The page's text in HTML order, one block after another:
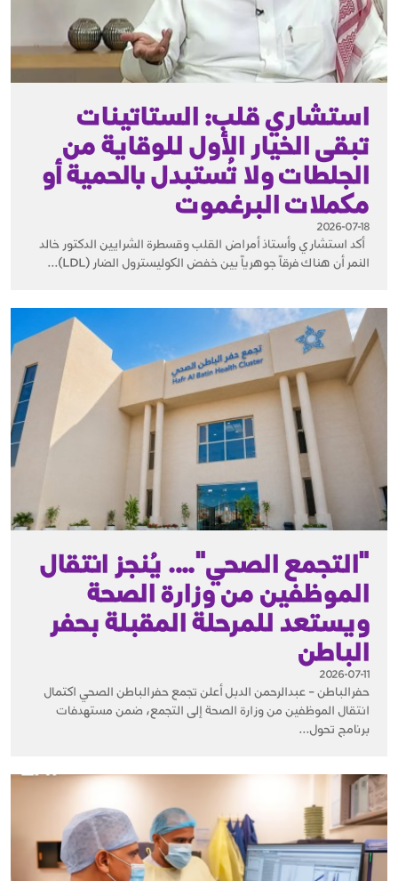
استشاري قلب: الستاتينات
تبقى الخيار الأول للوقاية من
الجلطات ولا تُستبدل بالحمية أو
مكملات البرغموت
2026-07-18
أكد استشاري وأستاذ أمراض القلب وقسطرة الشرايين الدكتور خالد
النمر أن هناك فرقاً جوهرياً بين خفض الكوليسترول الضار (LDL)...
"التجمع الصحي"…. يُنجز انتقال
الموظفين من وزارة الصحة
ويستعد للمرحلة المقبلة بحفر
الباطن
2026-07-11
حفرالباطن – عبدالرحمن الدبل أعلن تجمع حفرالباطن الصحي اكتمال
انتقال الموظفين من وزارة الصحة إلى التجمع، ضمن مستهدفات
برنامج تحول...